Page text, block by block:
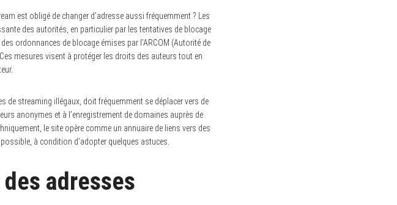
est obligé de changer d’adresse aussi fréquemment ? Les
des autorités, en particulier par les tentatives de blocage
ordonnances de blocage émises par l’ARCOM (Autorité de
mesures visent à protéger les droits des auteurs tout en
de streaming illégaux, doit fréquemment se déplacer vers de
anonymes et à l’enregistrement de domaines auprès de
le site opère comme un annuaire de liens vers des
à condition d’adopter quelques astuces.
adresses